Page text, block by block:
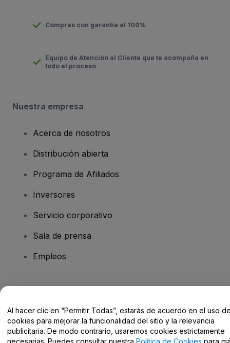
Compras con garantía al 100%
Equipo de Atención al Cliente que te acompaña en
todo el proceso
Nuestra empresa
Acerca de nosotros
Distribución abierta
Programa de Afiliados
Inversores
Servicio corporativo
Sala de prensa
Empleos
Centro de Ayuda / Contacto
Al hacer clic en “Permitir Todas”, estarás de acuerdo en el uso
cookies para mejorar la funcionalidad del sitio y la relevancia
publicitaria. De modo contrario, usaremos cookies estrictamente
necesarias. Puedes consultar nuestra Política de Cookies para